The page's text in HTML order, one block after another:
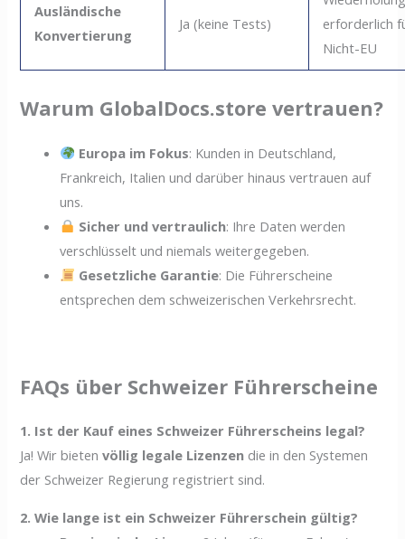
Ausländische
Konvertierung
Ja (keine Tests)
erforderlich
Nicht-EU
Warum GlobalDocs.store vertrauen?
Europa im Fokus: Kunden in Deutschland,
Frankreich, Italien und darüber hinaus vertrauen auf
uns.
Sicher und vertraulich: Ihre Daten werden
verschlüsselt und niemals weitergegeben.
Gesetzliche Garantie: Die Führerscheine
entsprechen dem schweizerischen Verkehrsrecht.
FAQs über Schweizer Führerscheine
1. Ist der Kauf eines Schweizer Führerscheins legal?
Ja! Wir bietenvöllig legale Lizenzen die in den Systemen
der Schweizer Regierung registriert sind.
2. Wie lange ist ein Schweizer Führerschein gültig?